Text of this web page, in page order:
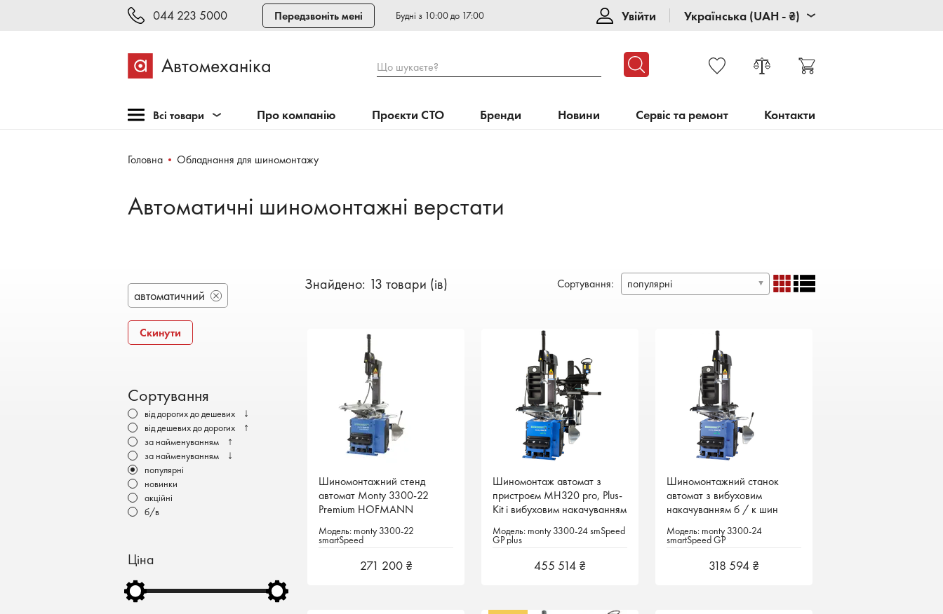
044 223 5000 Передзвоніть мені Будні з 10:00 до 17:00 Увійти Українська (UAH - ₴)
Автомеханіка Що шукаєте?
Всі товари
Обладнання для СТО
шиномонтажу
фарбування
Бронеавтомобілі
Електромобілі
Про компанію Проєкти СТО Бренди Новини Сервіс та ремонт Контакти
Головна Обладнання для шиномонтажу
Автоматичні шиномонтажні верстати
автоматичний
Скинути
Сортування
від дорогих до дешевих ↓
від дешевих до дорогих ↑
за найменуванням ↑
за найменуванням ↓
популярні
новинки
акційні
б/в
Ціна
Знайдено: 13 товари (ів) Сортування: популярні
Шиномонтажний стенд
автомат Monty 3300-22
Premium HOFMANN
Модель: monty 3300-22
smartSpeed
271 200 ₴
Шиномонтажний стенд
автомат Monty 3300-22
Premium HOFMANN
Модель: monty 3300-22
smartSpeed
271 200 ₴
Шиномонтаж автомат з
пристроєм MH320 pro, Plus-
Kit і вибуховим накачуванням
WDK)
Модель: monty 3300-24 smSpeed
GP plus
455 514 ₴
Шиномонтаж автомат з
пристроєм MH320 pro, Plus-
Kit і вибуховим накачуванням
WDK)
Модель: monty 3300-24 smSpeed
GP plus
455 514 ₴
Шиномонтажний станок
автомат з вибуховим
накачуванням б / к шин
Модель: monty 3300-24
smartSpeed GP
318 594 ₴
Шиномонтажний станок
автомат з вибуховим
накачуванням б / к шин
Модель: monty 3300-24
smartSpeed GP
318 594 ₴